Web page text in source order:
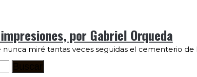
por Gabriel Orqueda
miré tantas veces seguidas el cementerio de